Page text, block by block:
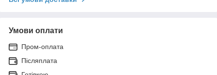
Умови оплати
Пром-оплата
Післяплата